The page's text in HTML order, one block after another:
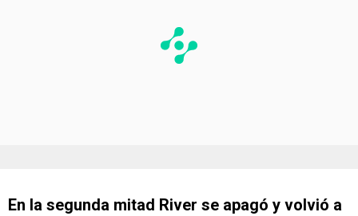
En la segunda mitad River se apagó y volvió a